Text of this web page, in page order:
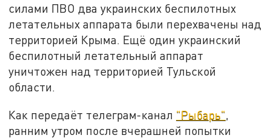
силами ПВО два украинских беспилотных
летательных аппарата были перехвачены над
территорией Крыма. Ещё один украинский
беспилотный летательный аппарат
уничтожен над территорией Тульской
области.
Как передаёт телеграм-канал "Рыбарь"
ранним утром после вчерашней попытки